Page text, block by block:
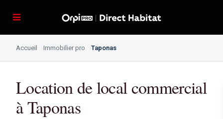
Accueil Immobilier pro Taponas
Location de local commercial
à Taponas